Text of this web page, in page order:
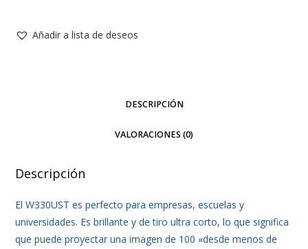
Añadir a lista de deseos
DESCRIPCIÓN
VALORACIONES (0)
Descripción
El W330UST es perfecto para empresas, escuelas y
universidades. Es brillante y de tiro ultra corto, lo que significa
que puede proyectar una imagen de 100 «desde menos de